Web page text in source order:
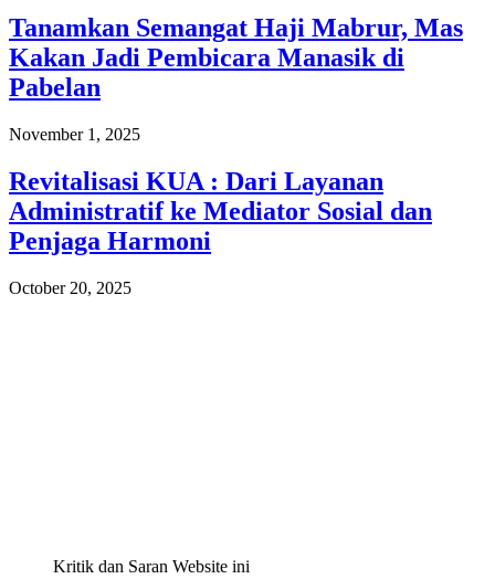
Tanamkan Semangat Haji Mabrur, Mas
Kakan Jadi Pembicara Manasik di
Pabelan
November 1, 2025
Revitalisasi KUA : Dari Layanan
Administratif ke Mediator Sosial dan
Penjaga Harmoni
October 20, 2025
Kritik dan Saran Website ini